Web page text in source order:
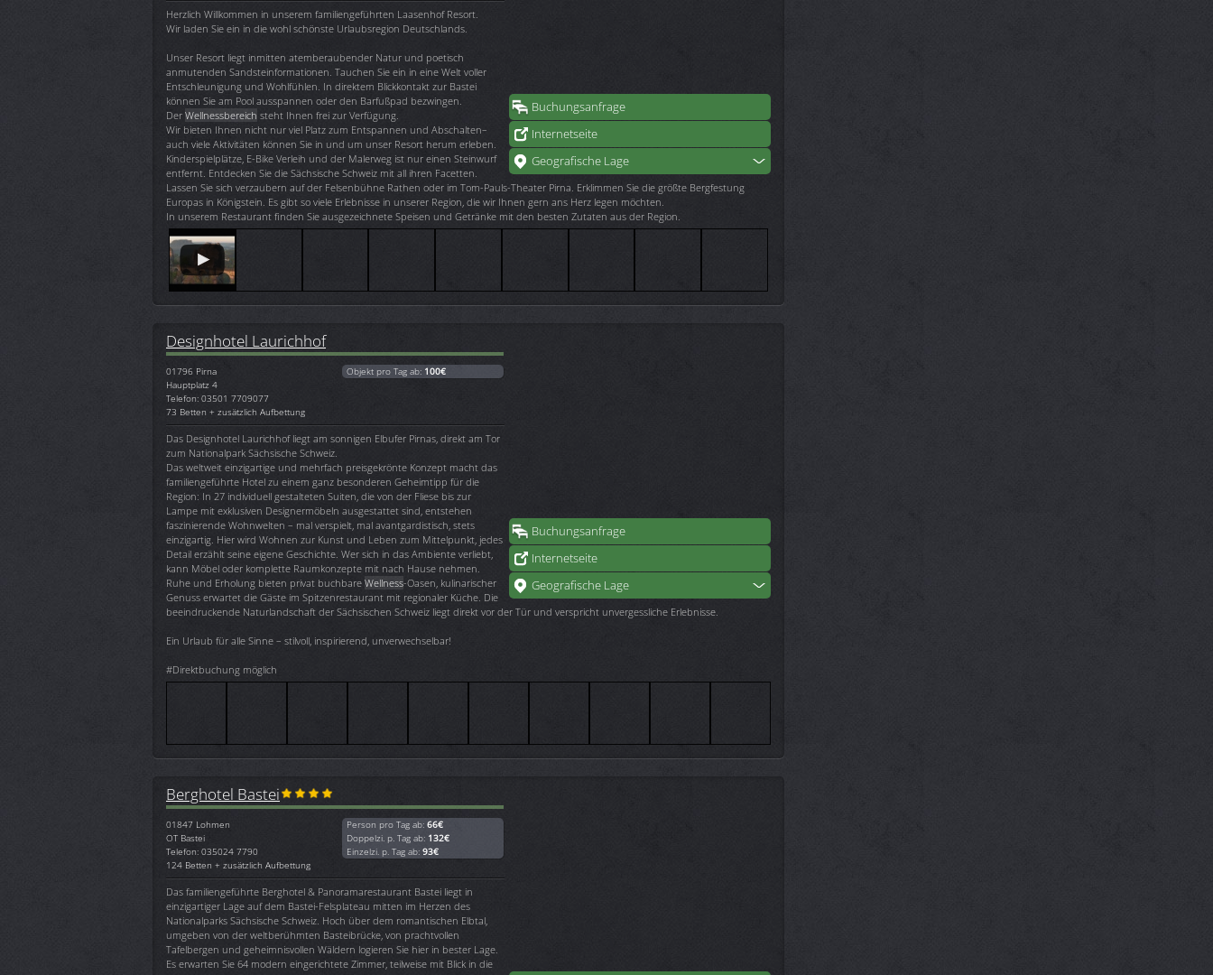
Buchungsanfrage
Internetseite
Geografische Lage
Herzlich Willkommen in unserem familiengeführten Laasenhof Resort.
Wir laden Sie ein in die wohl schönste Urlaubsregion Deutschlands.
Unser Resort liegt inmitten atemberaubender Natur und poetisch
anmutenden Sandsteinformationen. Tauchen Sie ein in eine Welt voller
Entschleunigung und Wohlfühlen. In direktem Blickkontakt zur Bastei
können Sie am Pool ausspannen oder den Barfußpad bezwingen.
Der Wellnessbereich steht Ihnen frei zur Verfügung.
Wir bieten Ihnen nicht nur viel Platz zum Entspannen und Abschalten–
auch viele Aktivitäten können Sie in und um unser Resort herum erleben.
Kinderspielplätze, E-Bike Verleih und der Malerweg ist nur einen Steinwurf
entfernt. Entdecken Sie die Sächsische Schweiz mit all ihren Facetten.
Lassen Sie sich verzaubern auf der Felsenbühne Rathen oder im Tom-Pauls-Theater Pirna. Erklimmen Sie die größte Bergfestung
Europas in Königstein. Es gibt so viele Erlebnisse in unserer Region, die wir Ihnen gern ans Herz legen möchten.
In unserem Restaurant finden Sie ausgezeichnete Speisen und Getränke mit den besten Zutaten aus der Region.
Buchungsanfrage
Internetseite
Geografische Lage
Designhotel Laurichhof
01796 Pirna
Hauptplatz 4
Telefon: 03501 7709077
73 Betten + zusätzlich Aufbettung
Objekt pro Tag ab: 100€
Das Designhotel Laurichhof liegt am sonnigen Elbufer Pirnas, direkt am Tor
zum Nationalpark Sächsische Schweiz.
Das weltweit einzigartige und mehrfach preisgekrönte Konzept macht das
familiengeführte Hotel zu einem ganz besonderen Geheimtipp für die
Region: In 27 individuell gestalteten Suiten, die von der Fliese bis zur
Lampe mit exklusiven Designermöbeln ausgestattet sind, entstehen
faszinierende Wohnwelten – mal verspielt, mal avantgardistisch, stets
einzigartig. Hier wird Wohnen zur Kunst und Leben zum Mittelpunkt, jedes
Detail erzählt seine eigene Geschichte. Wer sich in das Ambiente verliebt,
kann Möbel oder komplette Raumkonzepte mit nach Hause nehmen.
Ruhe und Erholung bieten privat buchbare Wellness-Oasen, kulinarischer
Genuss erwartet die Gäste im Spitzenrestaurant mit regionaler Küche. Die
beeindruckende Naturlandschaft der Sächsischen Schweiz liegt direkt vor der Tür und verspricht unvergessliche Erlebnisse.
Ein Urlaub für alle Sinne – stilvoll, inspirierend, unverwechselbar!
#Direktbuchung möglich
Berghotel Bastei
01847 Lohmen
OT Bastei
Telefon: 035024 7790
124 Betten + zusätzlich Aufbettung
Person pro Tag ab: 66€
Doppelzi. p. Tag ab: 132€
Einzelzi. p. Tag ab: 93€
Das familiengeführte Berghotel & Panoramarestaurant Bastei liegt in
einzigartiger Lage auf dem Bastei-Felsplateau mitten im Herzen des
Nationalparks Sächsische Schweiz. Hoch über dem romantischen Elbtal,
umgeben von der weltberühmten Basteibrücke, von prachtvollen
Tafelbergen und geheimnisvollen Wäldern logieren Sie hier in bester Lage.
Es erwarten Sie 64 modern eingerichtete Zimmer, teilweise mit Blick in die